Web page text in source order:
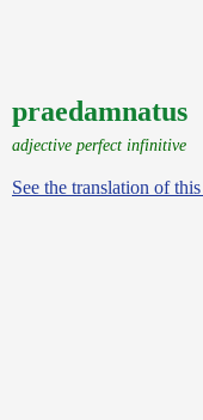
praedamnatus
adjective perfect infinitive
See the translation of